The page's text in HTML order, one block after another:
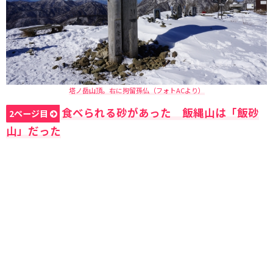
塔ノ岳山頂。右に拘留孫仏（フォトACより）
2ページ目
食べられる砂があった 飯縄山は「飯砂
山」だった